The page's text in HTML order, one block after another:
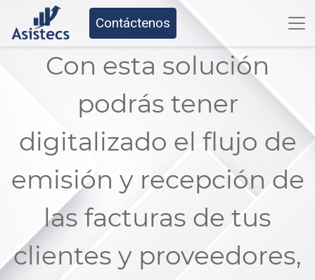
Contáctenos
Con esta solución
podrás tener
digitalizado el flujo de
emisión y recepción de
las facturas de tus
clientes y proveedores,